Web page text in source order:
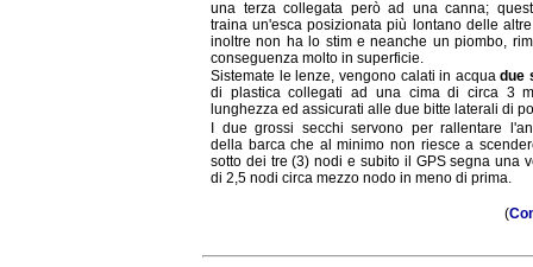
una terza collegata però ad una canna;
traina un'esca posizionata più lontano delle
inoltre non ha lo stim e neanche un piombo,
conseguenza molto in superficie.
Sistemate le lenze, vengono calati in acquadue
di plastica collegati ad una cima di circa 3
lunghezza ed assicurati alle due bitte laterali di
I due grossi secchi servono per rallentare
della barca che al minimo non riesce a
sotto dei tre (3) nodi e subito il GPS segna una
di 2,5 nodi circa mezzo nodo in meno di prima.
(